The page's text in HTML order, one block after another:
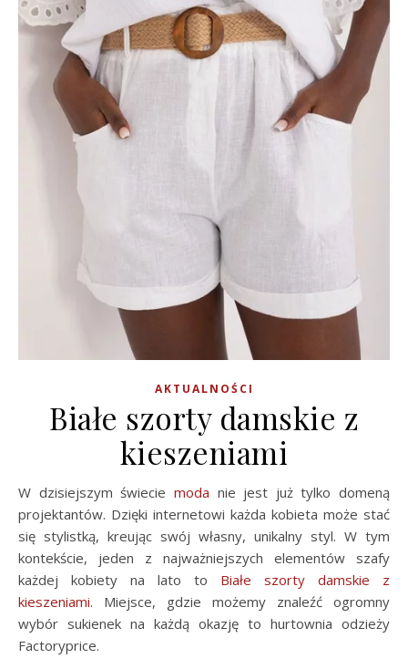
AKTUALNOŚCI
Białe szorty damskie z
kieszeniami
W dzisiejszym świecie moda nie jest już tylko domeną
projektantów. Dzięki internetowi każda kobieta może stać
się stylistką, kreując swój własny, unikalny styl. W tym
kontekście, jeden z najważniejszych elementów szafy
każdej kobiety na lato to Białe szorty damskie z
kieszeniami. Miejsce, gdzie możemy znaleźć ogromny
wybór sukienek na każdą okazję to hurtownia odzieży
Factoryprice.